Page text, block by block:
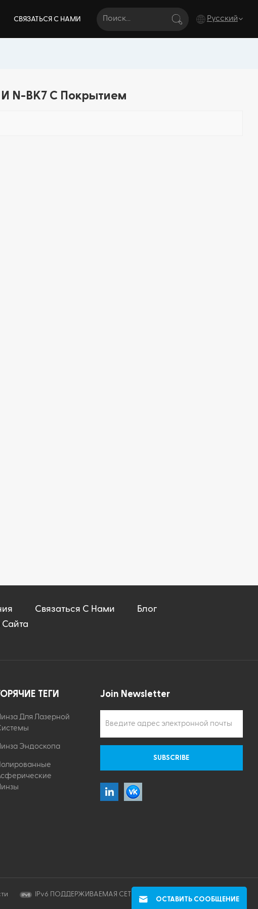
СВЯЗАТЬСЯ С НАМИ Русский
N-BK7 С Покрытием
Связаться С Нами
Блог
Сайта
ТЕГИ
Для Лазерной
Эндоскопа
Полированные
Join Newsletter
IPv6 ПОДДЕРЖИВАЕМАЯ СЕТЬ
ОСТАВИТЬ СООБЩЕНИЕ